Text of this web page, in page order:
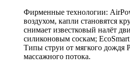
Фирменные технологии:
воздухом, капли становятся
снимает известковый налёт
силиконовым соскам;
Типы струи от мягкого дождя
массажного потока.